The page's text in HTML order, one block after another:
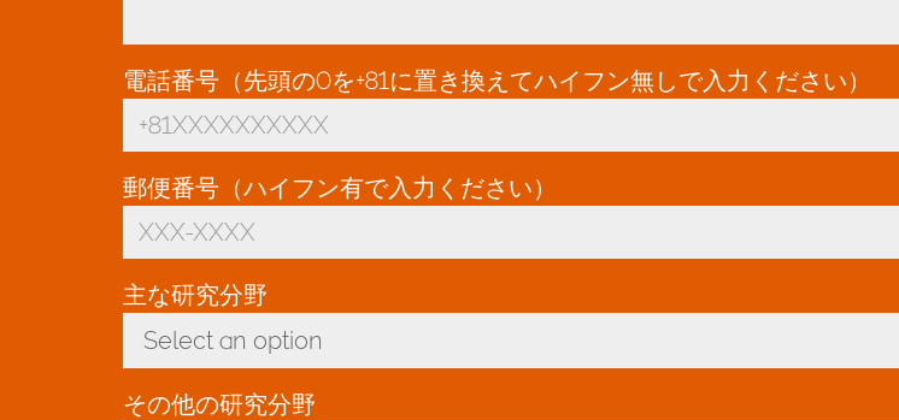
電話番号（先頭の0を+81に置き換えてハイフン無しで入力ください）
郵便番号（ハイフン有で入力ください）
主な研究分野
Select an option
Toggle Dropdown
その他の研究分野